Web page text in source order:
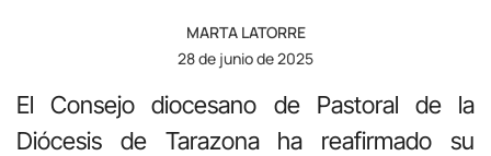
MARTA LATORRE
28 de junio de 2025
El Consejo diocesano de Pastoral de la
Diócesis de Tarazona ha reafirmado su